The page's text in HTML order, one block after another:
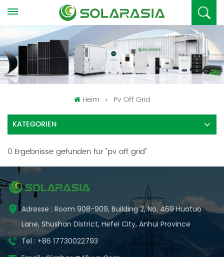
Heim Pv Off Grid
KATEGORIEN
0 Ergebnisse gefunden für "pv off grid"
Adresse : Room 908-909, Building 2, No. 469 Huatuo
Lane, Shushan District, Hefei City, Anhui Province
Tel : +86 17730022793